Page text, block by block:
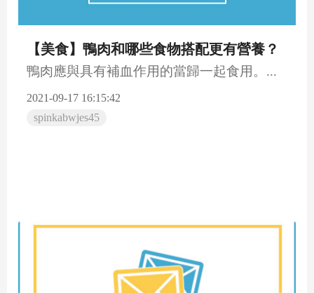
【美食】鴨肉和哪些食物搭配更有營養？
鴨肉應與具有補血作用的當歸一起食用。...
2021-09-17 16:15:42
spinkabwjes45